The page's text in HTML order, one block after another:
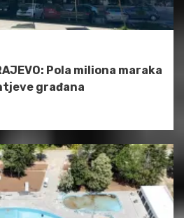
Pola miliona maraka
građana